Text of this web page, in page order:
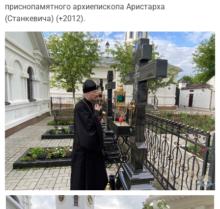
приснопамятного архиепископа Аристарха
(Станкевича) (+2012).